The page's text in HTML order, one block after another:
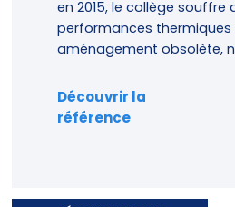
en 2015, le collège souffre
performances thermiques
aménagement obsolète,
Découvrir la
référence